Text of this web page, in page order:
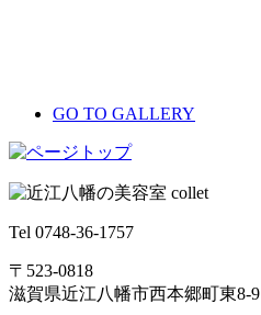
GO TO GALLERY
Tel 0748-36-1757
〒523-0818
滋賀県近江八幡市西本郷町東8-9